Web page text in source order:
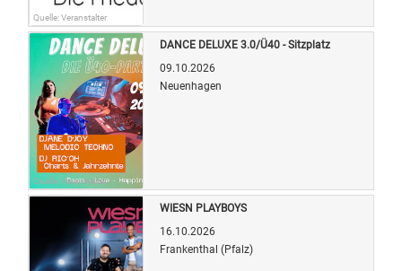
Quelle: Veranstalter
Quelle: Veranstalter
DANCE DELUXE 3.0/Ü40 - Sitzplatz
09.10.2026
Neuenhagen
WIESN PLAYBOYS
16.10.2026
Frankenthal (Pfalz)